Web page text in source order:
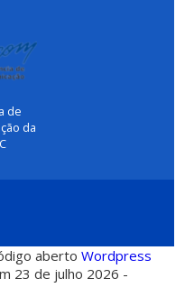
de
da
abertoWordpress
23 de julho 2026 -